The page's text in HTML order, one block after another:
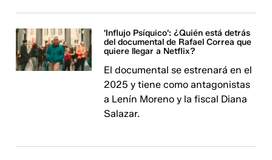
'Influjo Psíquico': ¿Quién está detrás
del documental de Rafael Correa que
quiere llegar a Netflix?
El documental se estrenará en el
2025 y tiene como antagonistas
a Lenín Moreno y la fiscal Diana
Salazar.